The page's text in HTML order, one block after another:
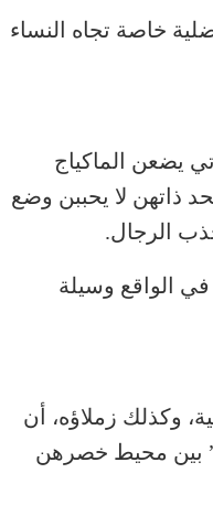
خاصة تجاه النساء
اللواتي يضعن الماكياج
ذاتهن لا يحببن وضع
الرجال.
في الواقع وسيلة
وكذلك زملاؤه، أن
بين محيط خصرهن